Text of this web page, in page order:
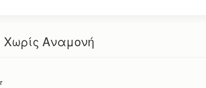
Χωρίς Αναμονή